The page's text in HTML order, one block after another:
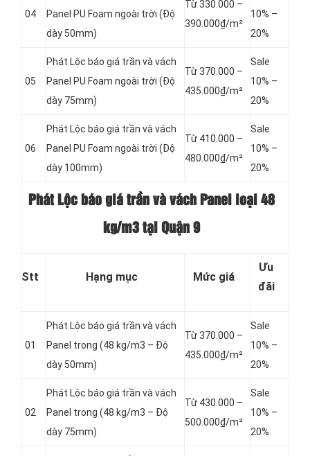
04
Panel PU Foam ngoài trời (Độ
dày 50mm)
Từ 330.000 –
390.000₫/m²
10% –
20%
05
Phát Lộc báo giá trần và vách
Panel PU Foam ngoài trời (Độ
dày 75mm)
Từ 370.000 –
435.000₫/m²
Sale
10% –
20%
06
Phát Lộc báo giá trần và vách
Panel PU Foam ngoài trời (Độ
dày 100mm)
Từ 410.000 –
480.000₫/m²
Sale
10% –
20%
Phát Lộc báo giá trần và vách Panel loại 48
kg/m3 tại Quận 9
Stt Hạng mục Mức giá
Ưu
đãi
01
Phát Lộc báo giá trần và vách
Panel trong (48 kg/m3 – Độ
dày 50mm)
Từ 370.000 –
435.000₫/m²
Sale
10% –
20%
02
Phát Lộc báo giá trần và vách
Panel trong (48 kg/m3 – Độ
dày 75mm)
Từ 430.000 –
500.000₫/m²
Sale
10% –
20%